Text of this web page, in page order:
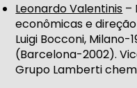
Leonardo Valentinis –
econômicas e
Luigi Bocconi, Milano-
(Barcelona-2002).
Grupo Lamberti